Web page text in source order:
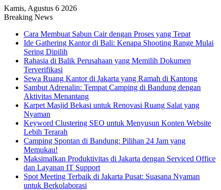
Kamis, Agustus 6 2026
Breaking News
Cara Membuat Sabun Cair dengan Proses yang Tepat
Ide Gathering Kantor di Bali: Kenapa Shooting Range Mulai
Sering Dipilih
Rahasia di Balik Perusahaan yang Memilih Dokumen
Terverifikasi
Sewa Ruang Kantor di Jakarta yang Ramah di Kantong
Sambut Adrenalin: Tempat Camping di Bandung dengan
Aktivitas Menantang
Karpet Masjid Bekasi untuk Renovasi Ruang Salat yang
Nyaman
Keyword Clustering SEO untuk Menyusun Konten Website
Lebih Terarah
Camping Spontan di Bandung: Pilihan 24 Jam yang
Memukau!
Maksimalkan Produktivitas di Jakarta dengan Serviced Office
dan Layanan IT Support
Spot Meeting Terbaik di Jakarta Pusat: Suasana Nyaman
untuk Berkolaborasi